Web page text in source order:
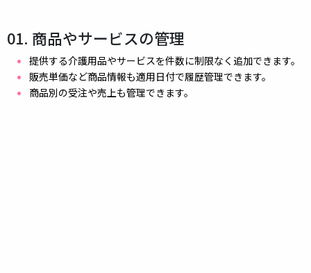
01. 商品やサービスの管理
提供する介護用品やサービスを件数に制限なく追加できます。
販売単価など商品情報も適用日付で履歴管理できます。
商品別の受注や売上も管理できます。